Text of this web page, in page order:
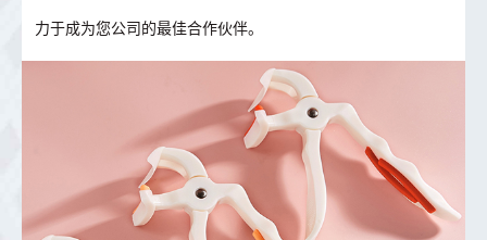
力于成为您公司的最佳合作伙伴。